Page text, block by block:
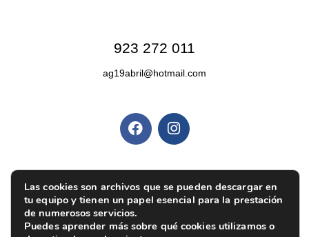
923 272 011
ag19abril@hotmail.com
Política de privacidad|Aviso legal|Política de
cookies |Ajustes de cookies
Las cookies son archivos que se pueden descargar en
tu equipo y tienen un papel esencial para la prestación
de numerosos servicios.
Puedes aprender más sobre qué cookies utilizamos o